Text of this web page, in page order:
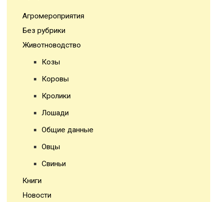
Агромероприятия
Без рубрики
Животноводство
Козы
Коровы
Кролики
Лошади
Общие данные
Овцы
Свиньи
Книги
Новости